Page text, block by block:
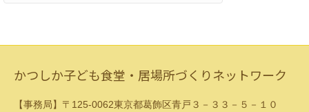
かつしか子ども食堂・居場所づくりネットワーク
【事務局】〒125-0062東京都葛飾区青戸３－３３－５－１０